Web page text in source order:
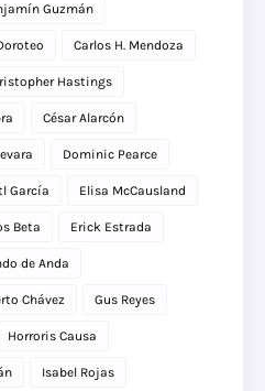
Guzmán
Carlos H. Mendoza
Hastings
César Alarcón
Dominic Pearce
García Elisa McCausland
Beta Erick Estrada
de Anda
Chávez Gus Reyes
Horroris Causa
Isabel Rojas